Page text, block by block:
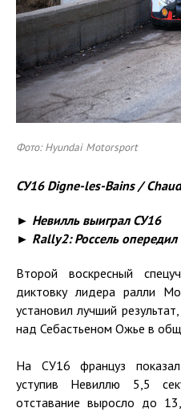
Фото: Hyundai Motorsport
СУ16 Digne-les-Bains /
► Невилль выиграл СУ16
► Rally2: Россель опередил
Второй воскресный
диктовку лидера ралли
установил лучший
над Себастьеном Ожье в
На СУ16 француз
уступив Невиллю 5,5
отставание выросло до